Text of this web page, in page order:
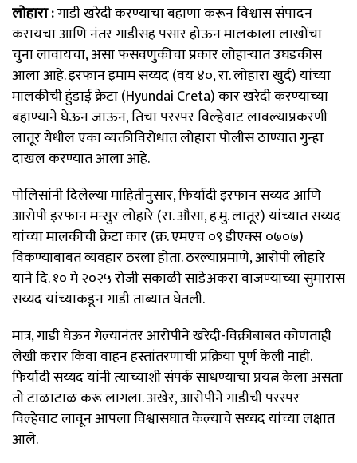
लोहारा :गाडी खरेदी करण्याचा बहाणा करून विश्वास संपादन
करायचा आणि नंतर गाडीसह पसार होऊन मालकाला लाखोंचा
चुना लावायचा, असा फसवणुकीचा प्रकार लोहाऱ्यात उघडकीस
आला आहे. इरफान इमाम सय्यद (वय ४०, रा. लोहारा खुर्द) यांच्या
मालकीची हुंडाई क्रेटा (Hyundai Creta) कार खरेदी करण्याच्या
बहाण्याने घेऊन जाऊन, तिचा परस्पर विल्हेवाट लावल्याप्रकरणी
लातूर येथील एका व्यक्तीविरोधात लोहारा पोलीस ठाण्यात गुन्हा
दाखल करण्यात आला आहे.
पोलिसांनी दिलेल्या माहितीनुसार, फिर्यादी इरफान सय्यद आणि
आरोपी इरफान मन्सुर लोहारे (रा. औसा, ह.मु. लातूर) यांच्यात सय्यद
यांच्या मालकीची क्रेटा कार (क्र. एमएच ०९ डीएक्स ०७०७)
विकण्याबाबत व्यवहार ठरला होता. ठरल्याप्रमाणे, आरोपी लोहारे
याने दि. १० मे २०२५ रोजी सकाळी साडेअकरा वाजण्याच्या सुमारास
सय्यद यांच्याकडून गाडी ताब्यात घेतली.
मात्र, गाडी घेऊन गेल्यानंतर आरोपीने खरेदी-विक्रीबाबत कोणताही
लेखी करार किंवा वाहन हस्तांतरणाची प्रक्रिया पूर्ण केली नाही.
फिर्यादी सय्यद यांनी त्याच्याशी संपर्क साधण्याचा प्रयत्न केला असता
तो टाळाटाळ करू लागला. अखेर, आरोपीने गाडीची परस्पर
विल्हेवाट लावून आपला विश्वासघात केल्याचे सय्यद यांच्या लक्षात
आले.